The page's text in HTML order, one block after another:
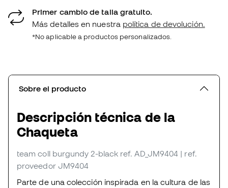
Primer cambio de talla gratuito.
Más detalles en nuestra política de devolución.
*No aplicable a productos personalizados.
Sobre el producto
Descripción técnica de la
Chaqueta
team coll burgundy 2-black ref. AD_JM9404 | ref.
proveedor JM9404
Parte de una colección inspirada en la cultura de las